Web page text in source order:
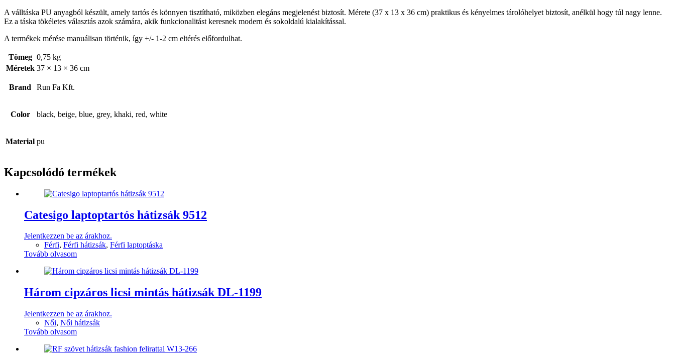
A válltáska PU anyagból készült, amely tartós és könnyen tisztítható, miközben elegáns megjelenést biztosít. Mérete (37 x 13 x 36 cm) praktikus és kényelmes tárolóhelyet biztosít, anélkül hogy túl nagy lenne.
Ez a táska tökéletes választás azok számára, akik funkcionalitást keresnek modern és sokoldalú kialakítással.
A termékek mérése manuálisan történik, így +/- 1-2 cm eltérés előfordulhat.
Tömeg 0,75 kg
Méretek 37 × 13 × 36 cm
Brand Run Fa Kft.
Color black, beige, blue, grey, khaki, red, white
Material pu
Kapcsolódó termékek
Catesigo laptoptartós hátizsák 9512
Jelentkezzen be az árakhoz.
Férfi, Férfi hátizsák, Férfi laptoptáska
Tovább olvasom
Három cipzáros licsi mintás hátizsák DL-1199
Jelentkezzen be az árakhoz.
Női, Női hátizsák
Tovább olvasom